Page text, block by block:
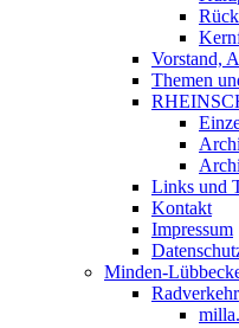
Vorstand,
Themen
Links und
Kontakt
Impressum
Minden-
Radverkehr